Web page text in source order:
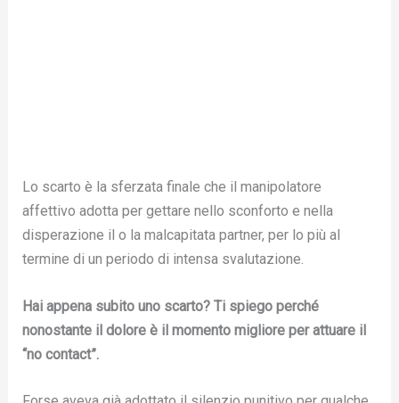
Lo scarto è la sferzata finale che il manipolatore
affettivo adotta per gettare nello sconforto e nella
disperazione il o la malcapitata partner, per lo più al
termine di un periodo di intensa svalutazione.
Hai appena subito uno scarto? Ti spiego perché
nonostante il dolore è il momento migliore per attuare il
“no contact”.